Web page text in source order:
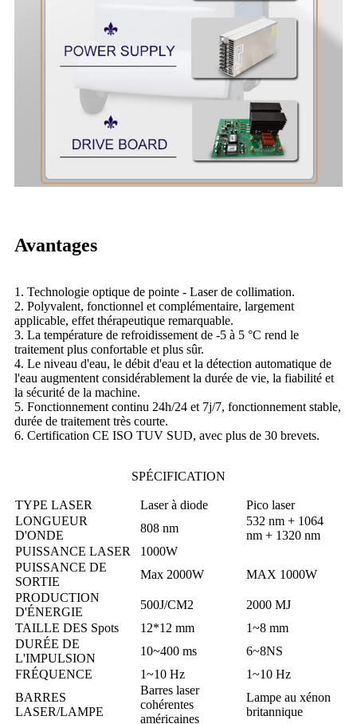
Avantages
1. Technologie optique de pointe - Laser de collimation.
2. Polyvalent, fonctionnel et complémentaire, largement
applicable, effet thérapeutique remarquable.
3. La température de refroidissement de -5 à 5 °C rend le
traitement plus confortable et plus sûr.
4. Le niveau d'eau, le débit d'eau et la détection automatique de
l'eau augmentent considérablement la durée de vie, la fiabilité et
la sécurité de la machine.
5. Fonctionnement continu 24h/24 et 7j/7, fonctionnement stable,
durée de traitement très courte.
6. Certification CE ISO TUV SUD, avec plus de 30 brevets.
SPÉCIFICATION
TYPE LASER Laser à diode
Pico laser
LONGUEUR
D'ONDE
808 nm
532 nm + 1064
nm + 1320 nm
PUISSANCE LASER
1000W
PUISSANCE DE
SORTIE
Max 2000W
MAX 1000W
PRODUCTION
D'ÉNERGIE
500J/CM2
2000 MJ
TAILLE DES Spots
12*12 mm
1~8 mm
DURÉE DE
L'IMPULSION
10~400 ms
6~8NS
FRÉQUENCE
1~10 Hz
1~10 Hz
BARRES
LASER/LAMPE
Barres laser
cohérentes
américaines
Lampe au xénon
britannique